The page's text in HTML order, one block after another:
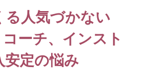
る人気づかない
ーチ、インスト
安定の悩み